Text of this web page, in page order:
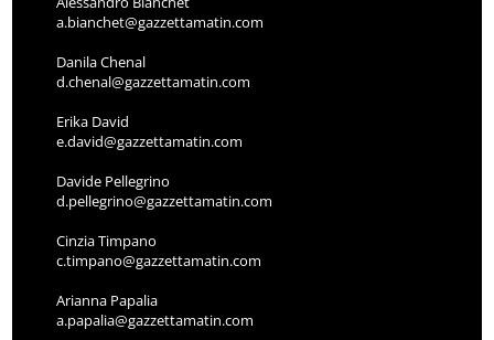
a.bianchet@gazzettamatin.com
Danila Chenal
d.chenal@gazzettamatin.com
Erika David
e.david@gazzettamatin.com
Davide Pellegrino
d.pellegrino@gazzettamatin.com
Cinzia Timpano
c.timpano@gazzettamatin.com
Arianna Papalia
a.papalia@gazzettamatin.com